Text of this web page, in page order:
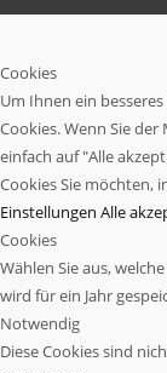
Cookies
Um Ihnen ein
Cookies. Wenn Sie
einfach auf "Alle
Cookies Sie möchten,
Einstellungen Alle
Cookies
Wählen Sie aus,
wird für ein Jahr
Notwendig
Diese Cookies sind